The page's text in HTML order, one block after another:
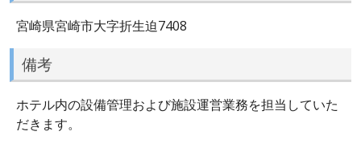
宮崎県宮崎市大字折生迫7408
備考
ホテル内の設備管理および施設運営業務を担当していた
だきます。